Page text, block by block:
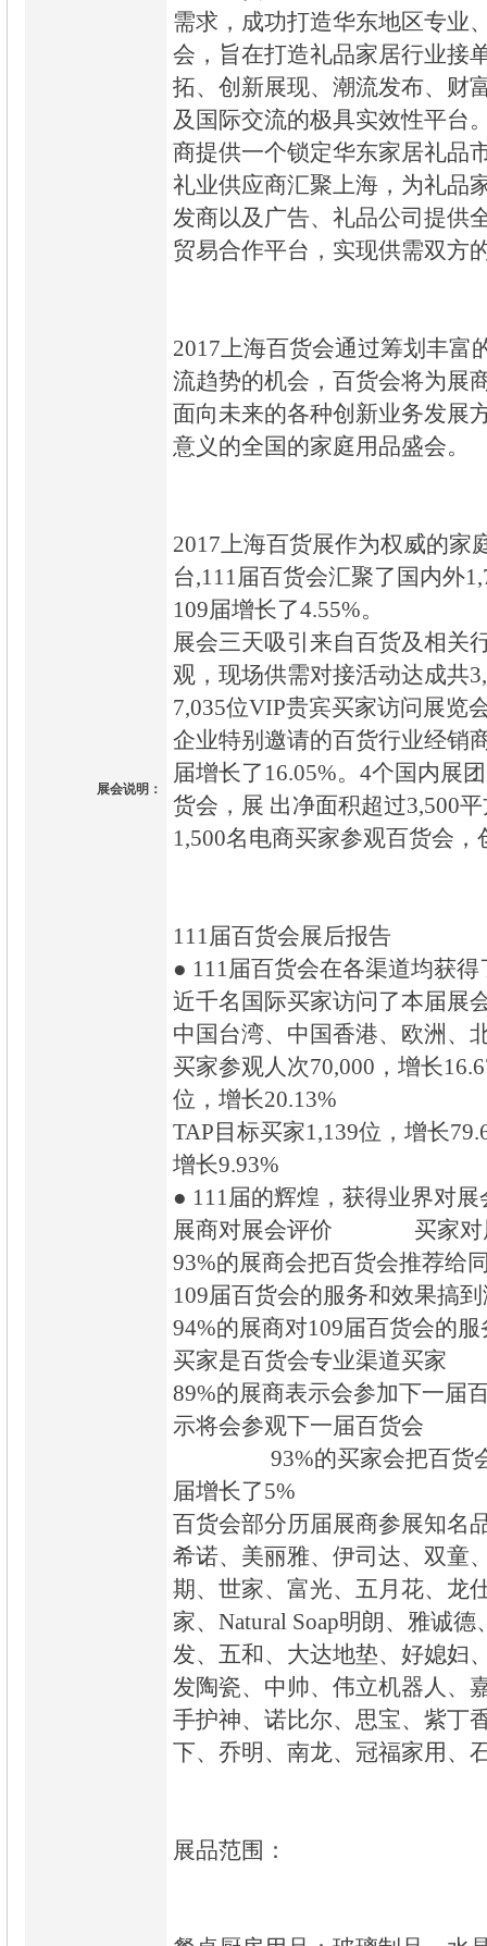
展会说明：
需求，成功打造华东地区专业
会，旨在打造礼品家居行业接
拓、创新展现、潮流发布、财
及国际交流的极具实效性平台
商提供一个锁定华东家居礼品
礼业供应商汇聚上海，为礼品
发商以及广告、礼品公司提供
贸易合作平台，实现供需双方
2017上海百货会通过筹划丰富
流趋势的机会，百货会将为展
面向未来的各种创新业务发展
意义的全国的家庭用品盛会。
2017上海百货展作为权威的家
台,111届百货会汇聚了国内外
109届增长了4.55%。
展会三天吸引来自百货及相关
观，现场供需对接活动达成共
7,035位VIP贵宾买家访问展览
企业特别邀请的百货行业经销
届增长了16.05%。4个国内展
货会，展 出净面积超过3,500
1,500名电商买家参观百货会，
111届百货会展后报告
● 111届百货会在各渠道均获
近千名国际买家访问了本届展
中国台湾、中国香港、欧洲、
买家参观人次70,000，增长
位，增长20.13%
TAP目标买家1,139位，增长
增长9.93%
● 111届的辉煌，获得业界对
展商对展会评价 买家对
93%的展商会把百货会推荐
109届百货会的服务和效果搞
94%的展商对109届百货会的
买家是百货会专业渠道买家
89%的展商表示会参加下一
示将会参观下一届百货会
93%的买家会把百货会
届增长了5%
百货会部分历届展商参展知名
希诺、美丽雅、伊司达、双童
期、世家、富光、五月花、龙
家、Natural Soap明朗、雅诚
发、五和、大达地垫、好媳妇
发陶瓷、中帅、伟立机器人、
手护神、诺比尔、思宝、紫丁
下、乔明、南龙、冠福家用
展品范围：